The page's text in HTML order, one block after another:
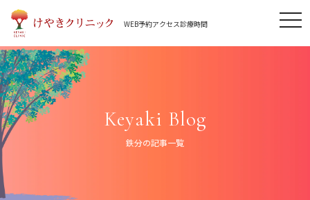
Skip
content
WEB予約アクセス診療時間
Keyaki Blog
鉄分の記事一覧